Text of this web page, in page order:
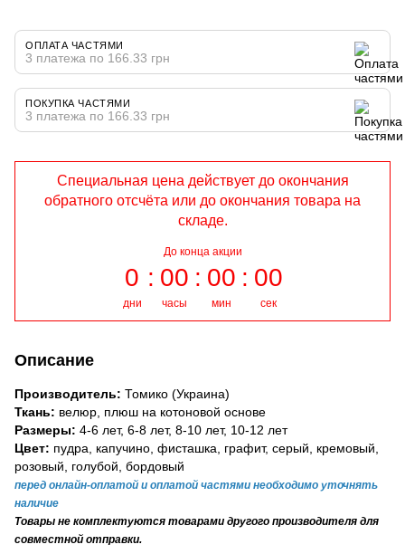
ОПЛАТА ЧАСТЯМИ
3 платежа по 166.33 грн
ПОКУПКА ЧАСТЯМИ
3 платежа по 166.33 грн
Специальная цена действует до окончания
обратного отсчёта или до окончания товара на
складе.
До конца акции
0
дни
00
часы
00
мин
00
сек
Описание
Производитель: Томико (Украина)
Ткань: велюр, плюш на котоновой основе
Размеры: 4-6 лет, 6-8 лет, 8-10 лет, 10-12 лет
Цвет: пудра, капучино, фисташка, графит, серый, кремовый,
розовый, голубой, бордовый
перед онлайн-оплатой и оплатой частями необходимо уточнять
наличие
Товары не комплектуются товарами другого производителя для
совместной отправки.